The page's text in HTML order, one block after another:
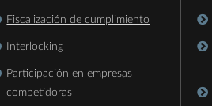
Fiscalización de cumplimiento
Interlocking
Participación en empresas
competidoras